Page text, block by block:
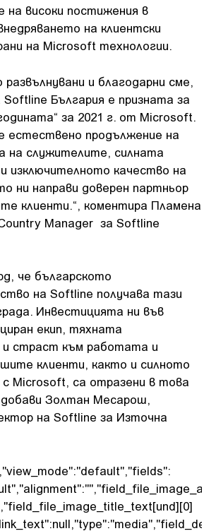
на високи постижения в
на клиентски
на Microsoft технологии.
развълнувани и благодарни сме,
България е признатa за
за 2021 г. от Microsoft.
естествено продължение на
на служителите, силната
изключителното качество на
ни направи доверен партньор
клиенти.“, коментира Пламена
Manager за Softline
че българското
на Softline получава тази
Инвестицията ни във
екип, тяхната
и страст към работата и
клиенти, както и силното
Microsoft, са отразени в това
Золтан Месарош,
на Softline за Източна